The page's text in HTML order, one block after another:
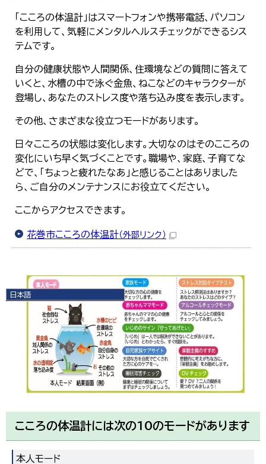
日本語
简体中文
繁體中文
「こころの体温計」はスマートフォンや携帯電話、パソコン
を利用して、気軽にメンタルヘルスチェックができるシス
テムです。
自分の健康状態や人間関係、住環境などの質問に答えて
いくと、水槽の中で泳ぐ金魚、ねこなどのキャラクターが
登場し、あなたのストレス度や落ち込み度を表示します。
その他、さまざまな役立つモードがあります。
日々こころの状態は変化します。大切なのはそのこころの
変化にいち早く気づくことです。職場や、家庭、子育てな
どで、「ちょっと疲れたなあ」と感じることはありました
ら、ご自分のメンテナンスにお役立てください。
ここからアクセスできます。
花巻市こころの体温計（外部リンク）
こころの体温計には次の10のモードがあります
本人モード